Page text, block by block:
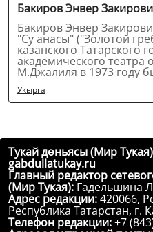
Бакиров Энвер
Бакиров Энвер
"Су анасы" ("Золотой
казанского Татарского
академического театра
М.Джалиля в 1973 году
Укырга
Тукай дөньясы (Мир Тукая)
gabdullatukay.ru
Главный редактор
(Мир Тукая): Гадельшина
Адрес редакции:420066,
Республика Татарстан, г.
Телефон редакции:+7